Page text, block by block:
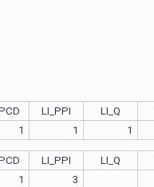
LI_PPI LI_Q
1 1 1
LI_PPI LI_Q
1 3